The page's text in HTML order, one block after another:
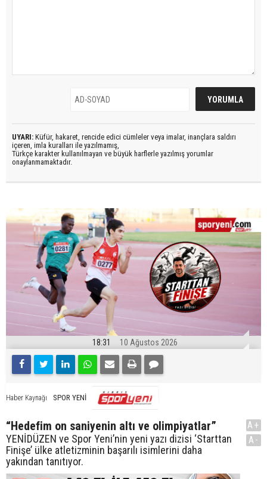
UYARI: Küfür, hakaret, rencide edici cümleler veya imalar, inançlara saldırı
içeren, imla kuralları ile yazılmamış,
Türkçe karakter kullanılmayan ve büyük harflerle yazılmış yorumlar
onaylanmamaktadır.
18:31 10 Ağustos 2026
Haber Kaynağı SPOR YENİ
“Hedefim on saniyenin altı ve olimpiyatlar”
YENİDÜZEN ve Spor Yeni’nin yeni yazı dizisi ‘Starttan
Finişe’ ülke atletizminin başarılı isimlerini daha
yakından tanıtıyor.
A+
A-